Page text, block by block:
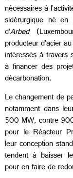
nécessaires à
sidérurgique né
d’Arbed
producteur d’acier
intéressés à travers
à financer des
décarbonation.
Le changement de
notamment dans
500 MW, contre
pour le Réacteur
leur conception
tendent à baisser
pour en faire de